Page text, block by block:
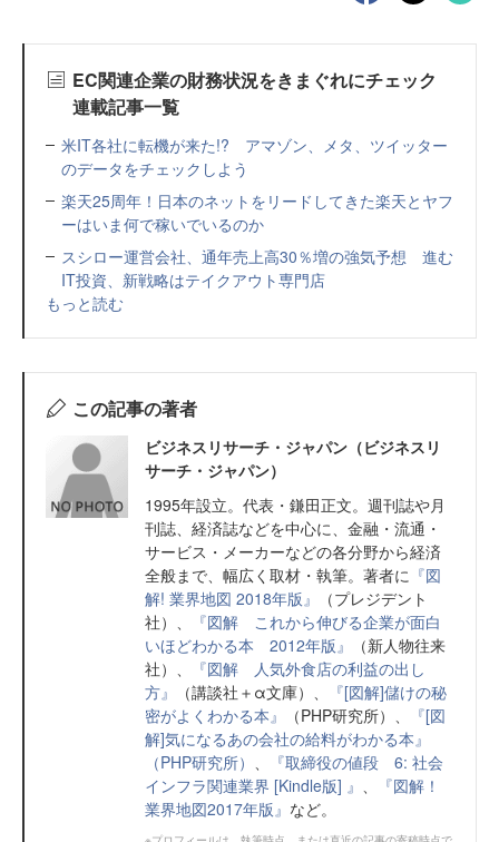
EC関連企業の財務状況をきまぐれにチェック
連載記事一覧
米IT各社に転機が来た!? アマゾン、メタ、ツイッター
のデータをチェックしよう
楽天25周年！日本のネットをリードしてきた楽天とヤフ
ーはいま何で稼いでいるのか
スシロー運営会社、通年売上高30％増の強気予想 進む
IT投資、新戦略はテイクアウト専門店
もっと読む
この記事の著者
ビジネスリサーチ・ジャパン（ビジネスリ
サーチ・ジャパン）
1995年設立。代表・鎌田正文。週刊誌や月
刊誌、経済誌などを中心に、金融・流通・
サービス・メーカーなどの各分野から経済
全般まで、幅広く取材・執筆。著者に 『図
解! 業界地図 2018年版』
（プレジデント
社）、
『図解 これから伸びる企業が面白
いほどわかる本 2012年版』
（新人物往来
社）、
『図解 人気外食店の利益の出し
方』
（講談社＋α文庫）、
『[図解]儲けの秘
密がよくわかる本』
（PHP研究所）、
『[図
解]気になるあの会社の給料がわかる本』
（PHP研究所）
『取締役の値段 6: 社会
インフラ関連業界 [Kindle版] 』
『図解！
業界地図2017年版』 など。